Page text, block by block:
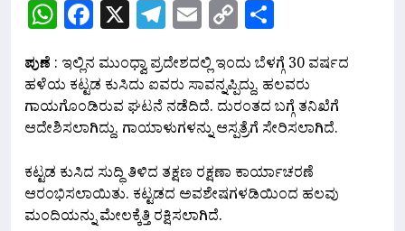
WhatsApp
Facebook
X Telegram
Email
Copy
Link
ಪುಣೆ : ಇಲ್ಲಿನ ಮುಂಧ್ವಾ ಪ್ರದೇಶದಲ್ಲಿ ಇಂದು ಬೆಳಗ್ಗೆ 30 ವರ್ಷದ
ಹಳೆಯ ಕಟ್ಟಡ ಕುಸಿದು ಐವರು ಸಾವನ್ನಪ್ಪಿದ್ದು, ಹಲವರು
ಗಾಯಗೊಂಡಿರುವ ಘಟನೆ ನಡೆದಿದೆ. ದುರಂತದ ಬಗ್ಗೆ ತನಿಖೆಗೆ
ಆದೇಶಿಸಲಾಗಿದ್ದು, ಗಾಯಾಳುಗಳನ್ನು ಆಸ್ಪತ್ರೆಗೆ ಸೇರಿಸಲಾಗಿದೆ.
ಕಟ್ಟಡ ಕುಸಿದ ಸುದ್ಧಿ ತಿಳಿದ ತಕ್ಷಣ ರಕ್ಷಣಾ ಕಾರ್ಯಾಚರಣೆ
ಆರಂಭಿಸಲಾಯಿತು. ಕಟ್ಟಡದ ಅವಶೇಷಗಳಡಿಯಿಂದ ಹಲವು
ಮಂದಿಯನ್ನು ಮೇಲಕ್ಕೆತ್ತಿ ರಕ್ಷಿಸಲಾಗಿದೆ.